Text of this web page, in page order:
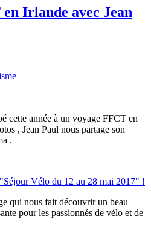
Irlande avec Jean
cette année à un voyage FFCT en
, Jean Paul nous partage son
.
Vélo du 12 au 28 mai 2017" !
qui nous fait découvrir un beau
pour les passionnés de vélo et de